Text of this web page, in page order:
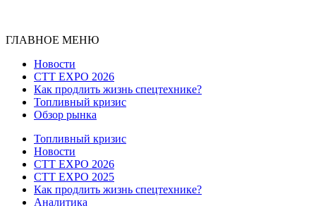
ГЛАВНОЕ МЕНЮ
Новости
CTT EXPO 2026
Как продлить жизнь спецтехнике?
Топливный кризис
Обзор рынка
Топливный кризис
Новости
CTT EXPO 2026
CTT EXPO 2025
Как продлить жизнь спецтехнике?
Аналитика